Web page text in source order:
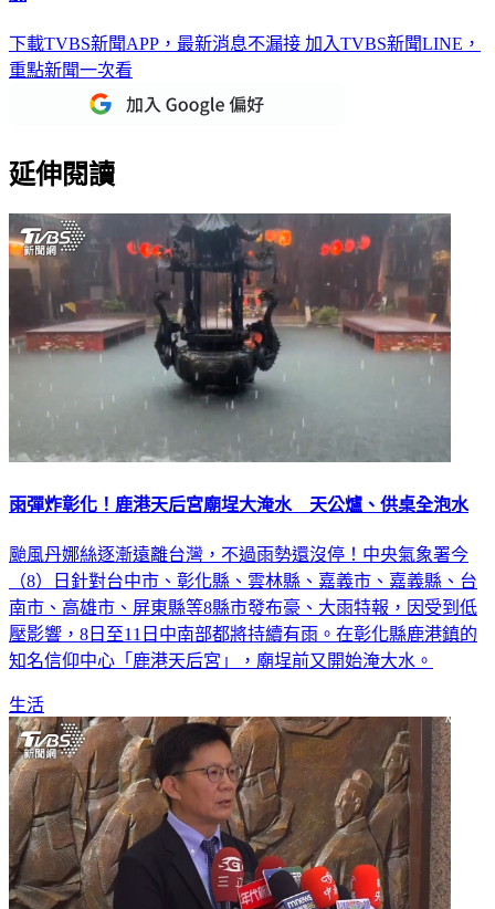
下載TVBS新聞APP，最新消息不漏接 加入TVBS新聞LINE，
重點新聞一次看
延伸閱讀
雨彈炸彰化！鹿港天后宮廟埕大淹水 天公爐、供桌全泡水
颱風丹娜絲逐漸遠離台灣，不過雨勢還沒停！中央氣象署今
（8）日針對台中市、彰化縣、雲林縣、嘉義市、嘉義縣、台
南市、高雄市、屏東縣等8縣市發布豪、大雨特報，因受到低
壓影響，8日至11日中南部都將持續有雨。在彰化縣鹿港鎮的
知名信仰中心「鹿港天后宮」，廟埕前又開始淹大水。
生活